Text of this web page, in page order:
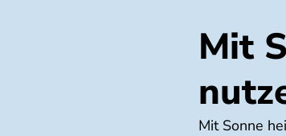
Mit
Mit Sonne